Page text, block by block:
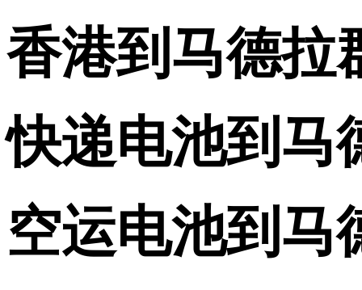
香港到马德拉
快递电池到马
空运电池到马